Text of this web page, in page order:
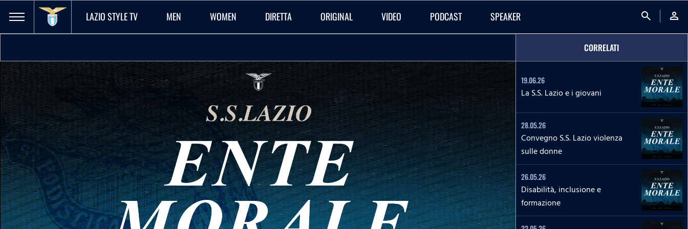
LAZIO STYLE TV MEN WOMEN DIRETTA ORIGINAL VIDEO PODCAST SPEAKER search person
CORRELATI
19.06.26
La S.S. Lazio e i giovani
28.05.26
Convegno S.S. Lazio violenza
sulle donne
26.05.26
Disabilità, inclusione e
formazione